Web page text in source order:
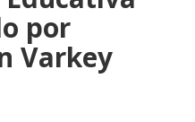
por
Varkey